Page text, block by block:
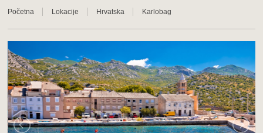
Početna Lokacije Hrvatska Karlobag